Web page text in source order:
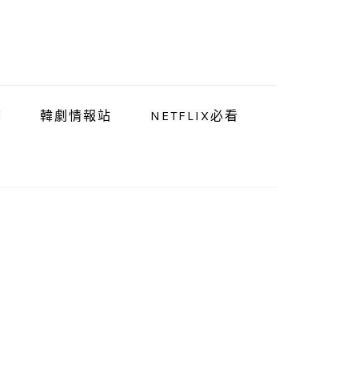
韓劇情報站 NETFLIX必看